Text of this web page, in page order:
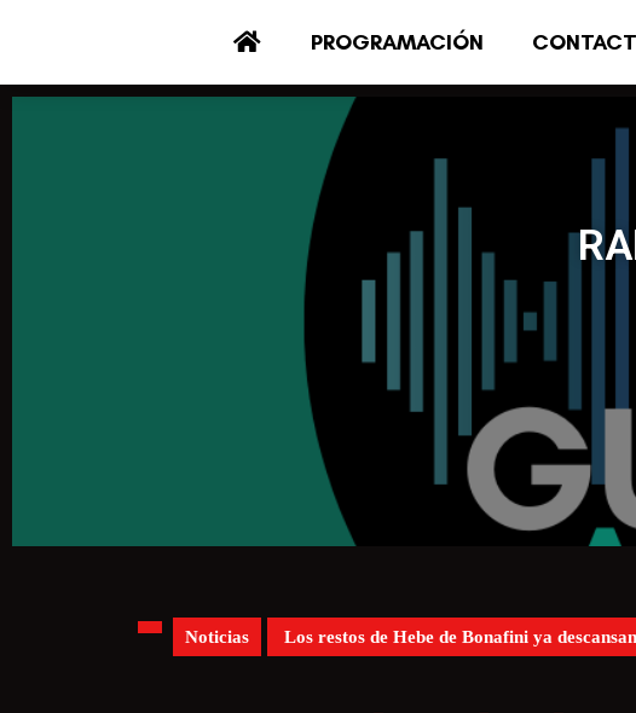
PROGRAMACIÓN
Noticias Los restos de Hebe de Bonafini ya